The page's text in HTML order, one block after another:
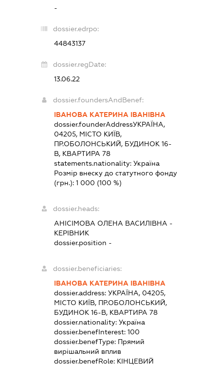
-
dossier.edrpo:
44843137
dossier.regDate:
13.06.22
dossier.foundersAndBenef:
ІВАНОВА КАТЕРИНА ІВАНІВНА
dossier.founderAddressУКРАЇНА,
04205, МІСТО КИЇВ,
ПР.ОБОЛОНСЬКИЙ, БУДИНОК 16-
В, КВАРТИРА 78
statements.nationality: Україна
Розмір внеску до статутного фонду
(грн.): 1 000 (100 %)
dossier.heads:
АНІСІМОВА ОЛЕНА ВАСИЛІВНА -
КЕРІВНИК
dossier.position -
dossier.beneficiaries:
ІВАНОВА КАТЕРИНА ІВАНІВНА
dossier.address: УКРАЇНА, 04205,
МІСТО КИЇВ, ПР.ОБОЛОНСЬКИЙ,
БУДИНОК 16-В, КВАРТИРА 78
dossier.nationality: Україна
dossier.benefInterest: 100
dossier.benefType: Прямий
вирішальний вплив
dossier.benefRole: КІНЦЕВИЙ